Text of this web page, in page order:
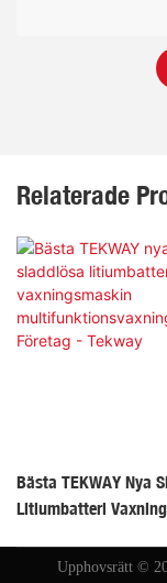
Relaterade
Bästa TEKWAY Nya
Litiumbatteri
Företag - Tekway
Upphovsrätt ©